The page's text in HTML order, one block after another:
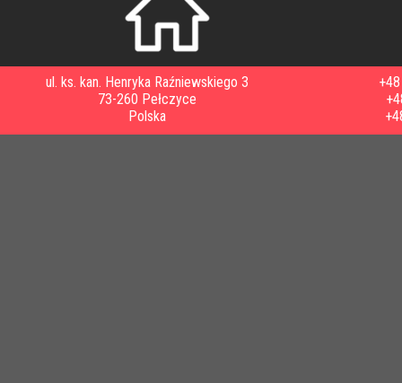
ul. ks. kan. Henryka Raźniewskiego 3
73-260 Pełczyce
Polska